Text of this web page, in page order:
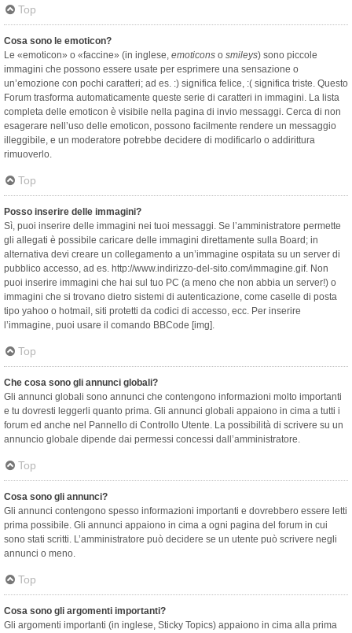
Top
Cosa sono le emoticon?
Le «emoticon» o «faccine» (in inglese, emoticons o smileys) sono piccole
immagini che possono essere usate per esprimere una sensazione o
un’emozione con pochi caratteri; ad es. :) significa felice, :( significa triste. Questo
Forum trasforma automaticamente queste serie di caratteri in immagini. La lista
completa delle emoticon è visibile nella pagina di invio messaggi. Cerca di non
esagerare nell’uso delle emoticon, possono facilmente rendere un messaggio
illeggibile, e un moderatore potrebbe decidere di modificarlo o addirittura
rimuoverlo.
Top
Posso inserire delle immagini?
Sì, puoi inserire delle immagini nei tuoi messaggi. Se l’amministratore permette
gli allegati è possibile caricare delle immagini direttamente sulla Board; in
alternativa devi creare un collegamento a un’immagine ospitata su un server di
pubblico accesso, ad es. http://www.indirizzo-del-sito.com/immagine.gif. Non
puoi inserire immagini che hai sul tuo PC (a meno che non abbia un server!) o
immagini che si trovano dietro sistemi di autenticazione, come caselle di posta
tipo yahoo o hotmail, siti protetti da codici di accesso, ecc. Per inserire
l’immagine, puoi usare il comando BBCode [img].
Top
Che cosa sono gli annunci globali?
Gli annunci globali sono annunci che contengono informazioni molto importanti
e tu dovresti leggerli quanto prima. Gli annunci globali appaiono in cima a tutti i
forum ed anche nel Pannello di Controllo Utente. La possibilità di scrivere su un
annuncio globale dipende dai permessi concessi dall’amministratore.
Top
Cosa sono gli annunci?
Gli annunci contengono spesso informazioni importanti e dovrebbero essere letti
prima possibile. Gli annunci appaiono in cima a ogni pagina del forum in cui
sono stati scritti. L’amministratore può decidere se un utente può scrivere negli
annunci o meno.
Top
Cosa sono gli argomenti importanti?
Gli argomenti importanti (in inglese, Sticky Topics) appaiono in cima alla prima